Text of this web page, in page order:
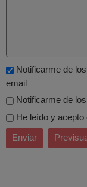
Notificarme de
email
Notificarme de
He leído y acepto